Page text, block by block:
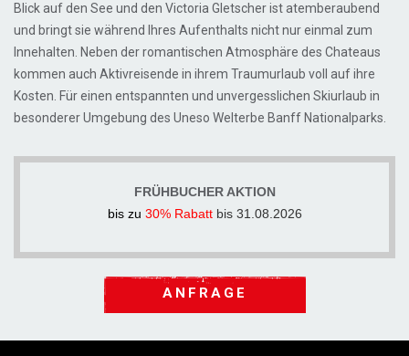
Blick auf den See und den Victoria Gletscher ist atemberaubend
und bringt sie während Ihres Aufenthalts nicht nur einmal zum
Innehalten. Neben der romantischen Atmosphäre des Chateaus
kommen auch Aktivreisende in ihrem Traumurlaub voll auf ihre
Kosten. Für einen entspannten und unvergesslichen Skiurlaub in
besonderer Umgebung des Uneso Welterbe Banff Nationalparks.
FRÜHBUCHER AKTION
bis zu 30% Rabatt bis 31.08.2026
ANFRAGE